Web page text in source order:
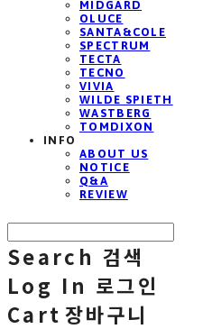
MIDGARD
OLUCE
SANTA&COLE
SPECTRUM
TECTA
TECNO
VIVIA
WILDE SPIETH
WASTBERG
TOMDIXON
INFO
ABOUT US
NOTICE
Q&A
REVIEW
Search 검색
Log In 로그인
Cart 장바구니